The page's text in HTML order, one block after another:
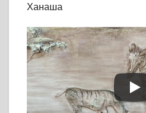
Ханаша